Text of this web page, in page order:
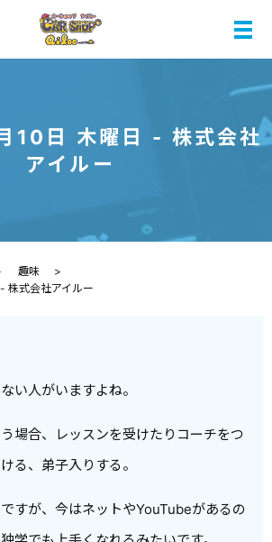
メ
10日 木曜日 - 株式会社
アイルー
趣味
株式会社アイルー
い人がいますよね。
場合、レッスンを受けたりコーチをつ
る、弟子入りする。
すが、今はネットやYouTubeがあるの